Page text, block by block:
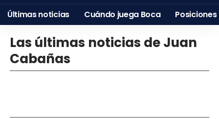
Últimas noticias Cuándo juega Boca Posiciones
Las últimas noticias de Juan
Cabañas